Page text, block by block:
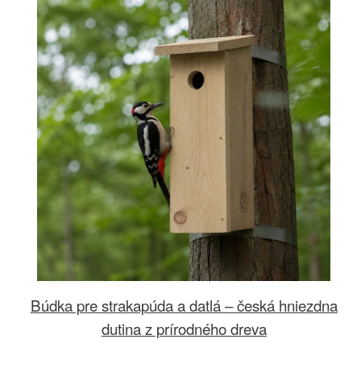
Búdka pre strakapúda a datlá – česká hniezdna
dutina z prírodného dreva